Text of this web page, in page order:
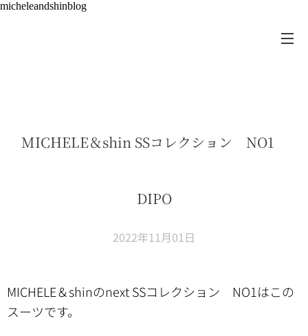
micheleandshinblog
MICHELE＆shin SSコレクション NO1
DIPO
2022年11月01日
MICHELE＆shinのnext SSコレクション NO1はこの
スーツです。